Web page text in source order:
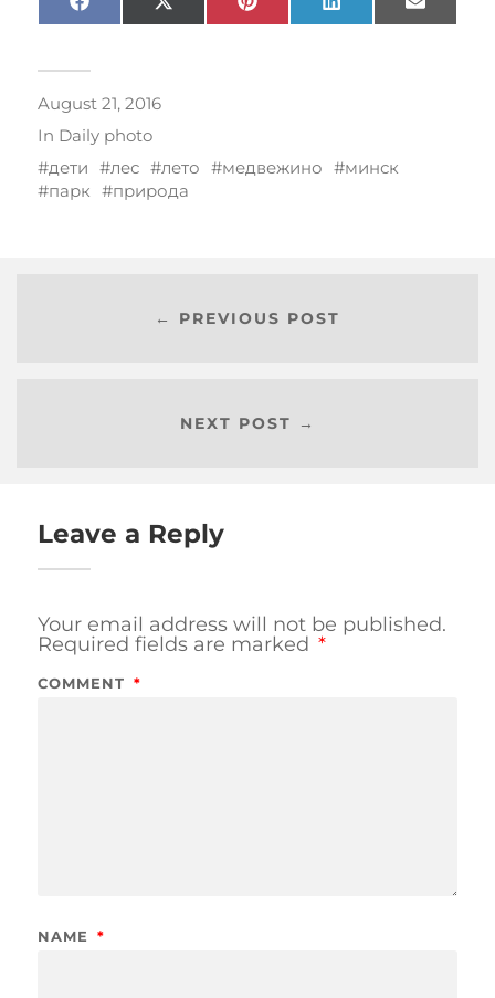
Facebook X
(Twitter)
Pinterest LinkedIn Email
August 21, 2016
In Daily photo
дети
лес лето медвежино
минск
парк
природа
← PREVIOUS POST
NEXT POST →
Leave a Reply
Your email address will not be published.
Required fields are marked *
COMMENT *
NAME *